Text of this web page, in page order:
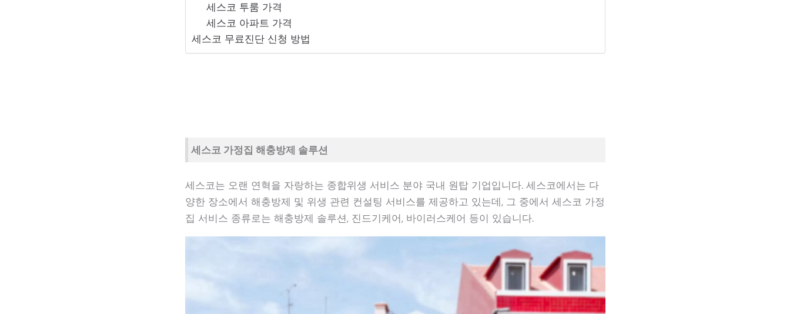
세스코 투룸 가격
세스코 아파트 가격
세스코 무료진단 신청 방법
세스코 가정집 해충방제 솔루션
세스코는 오랜 연혁을 자랑하는 종합위생 서비스 분야 국내 원탑 기업입니다. 세스코에서는 다
양한 장소에서 해충방제 및 위생 관련 컨설팅 서비스를 제공하고 있는데, 그 중에서 세스코 가정
집 서비스 종류로는 해충방제 솔루션, 진드기케어, 바이러스케어 등이 있습니다.